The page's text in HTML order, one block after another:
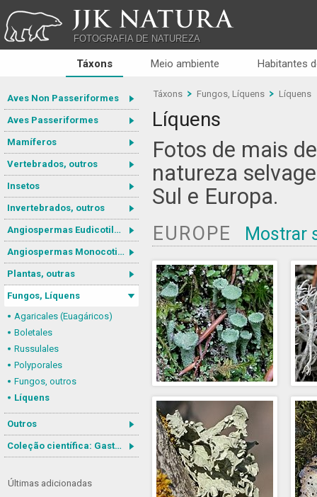
JJK NATURA
FOTOGRAFIA DE NATUREZA
Táxons Meio ambiente Habitantes
Aves Non Passeriformes
Aves Passeriformes
Mamíferos
Vertebrados, outros
Insetos
Invertebrados, outros
Angiospermas Eudicotiledôneas
Angiospermas Monocotiledôneas
Plantas, outras
Fungos, Líquens
Agaricales (Euagáricos)
Boletales
Russulales
Polyporales
Fungos, outros
Líquens
Outros
Coleção científica: Gastrotricha
Últimas adicionadas
Táxons Fungos, Líquens Líquens
Líquens
Fotos de mais
natureza
Sul e Europa.
EUROPE Mostrar